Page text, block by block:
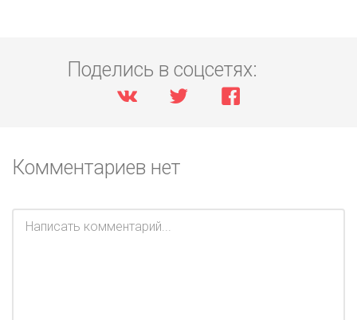
Поделись в соцсетях:
Комментариев нет